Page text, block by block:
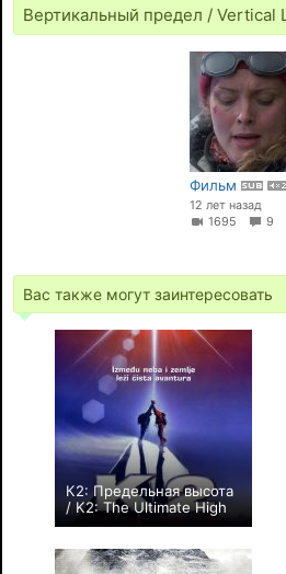
Вертикальный предел / Vertical
Фильм
12 лет назад
1695
9
Вас также могут заинтересовать
К2: Предельная высота
/ K2: The Ultimate High
+1